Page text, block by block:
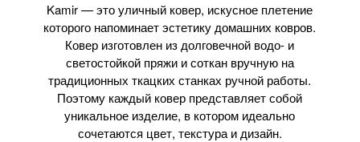
Kamir — это уличный ковер, искусное плетение
которого напоминает эстетику домашних ковров.
Ковер изготовлен из долговечной водо- и
светостойкой пряжи и соткан вручную на
традиционных ткацких станках ручной работы.
Поэтому каждый ковер представляет собой
уникальное изделие, в котором идеально
сочетаются цвет, текстура и дизайн.